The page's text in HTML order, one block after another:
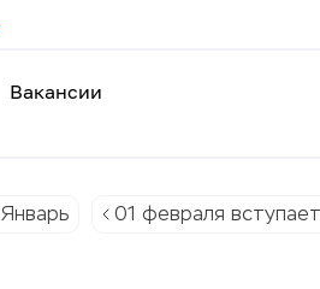
Вакансии
Январь 01 февраля